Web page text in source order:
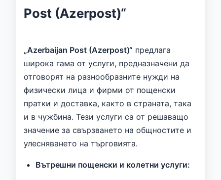
Post (Azerpost)“
„Azerbaijan Post (Azerpost)“ предлага
широка гама от услуги, предназначени да
отговорят на разнообразните нужди на
физически лица и фирми от пощенски
пратки и доставка, както в страната, така
и в чужбина. Тези услуги са от решаващо
значение за свързването на общностите и
улесняването на търговията.
Вътрешни пощенски и колетни услуги: